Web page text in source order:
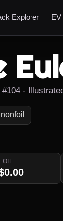
Explorer EV
-
nonfoil
FOIL